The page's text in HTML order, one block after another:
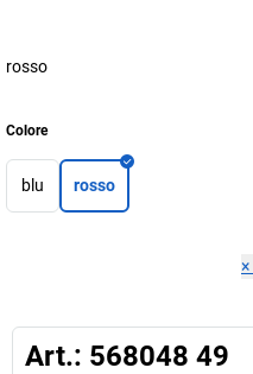
rosso
Colore
blu rosso
×
Art.: 568048 49